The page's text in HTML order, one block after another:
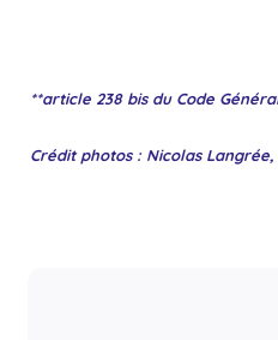
**article 238 bis du Code
Crédit photos : Nicolas Langrée,